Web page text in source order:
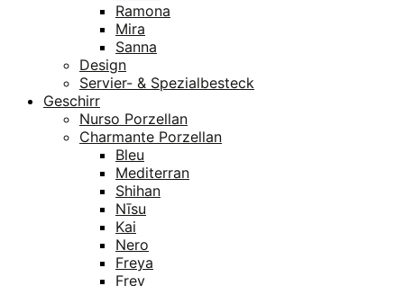
Ramona
Mira
Sanna
Design
Servier- & Spezialbesteck
Geschirr
Nurso Porzellan
Charmante Porzellan
Bleu
Mediterran
Shihan
Nīsu
Kai
Nero
Freya
Frey